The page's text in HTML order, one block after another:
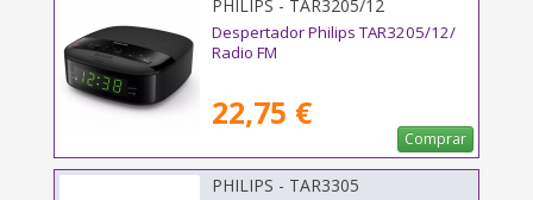
PHILIPS - TAR3205/12
Despertador Philips TAR3205/12/
Radio FM
22,75 €
Comprar
PHILIPS - TAR3305